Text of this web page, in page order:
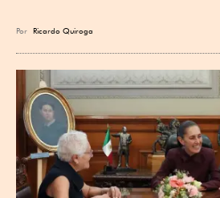
Por Ricardo Quiroga